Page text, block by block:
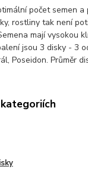
počet semen a
rostliny tak není
mají vysokou
jsou 3 disky - 3
Poseidon. Průměr